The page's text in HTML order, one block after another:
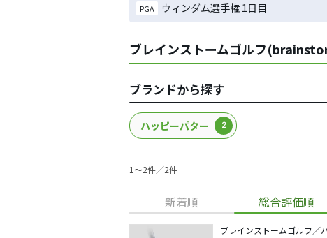
PGA ウィンダム選手権 1日目
ブレインストームゴルフ
ブランドから探す
ハッピーパター 2
1〜2件／2件
新着順 総合評価順
ブレインストームゴルフ／